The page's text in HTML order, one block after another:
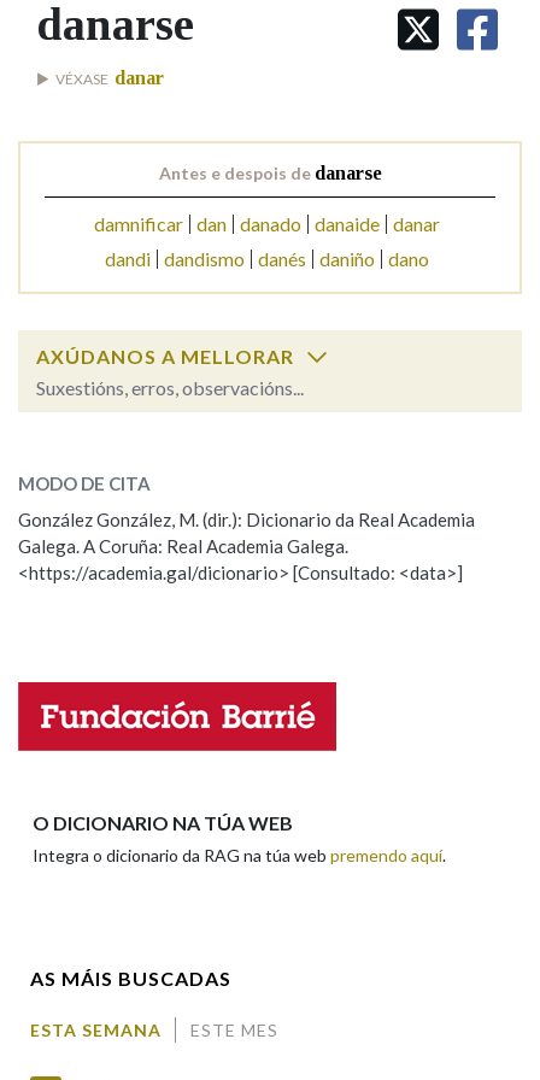
IDENTIDADE CORPORATIVA
MARCIAL DEL ADALID
FIGURAS HOMENAXEADAS
PRIMAVERA DAS LETRAS
PORTAL DAS PALABRAS
Facebook
TwitterYoutubeInstagram
Bluesky
BUSCAR NOS LEMAS
Comeza por
BUSCAR NO CONTIDO
Nos exemplos
OUTRAS OPCIÓNS DE BUSCA
Pertence a
danarse
VÉXASE danar
Antes e despois de danarse
damnificar dan danado danaide danar
dandi dandismo danés daniño dano
AXÚDANOS A MELLORAR
Suxestións, erros, observacións...
ESCOLLE UNHA OPCIÓN:
Observación Hai un erro na palabra
Propoño mellorar a definición
Nome
MODO DE CITA
González González, M. (dir.): Dicionario da Real Academia
Galega. A Coruña: Real Academia Galega.
<https://academia.gal/dicionario> [Consultado: <data>]
O DICIONARIO NA TÚA WEB
Integra o dicionario da RAG na túa web premendo aquí.
AS MÁIS BUSCADAS
ESTA SEMANA ESTE MES